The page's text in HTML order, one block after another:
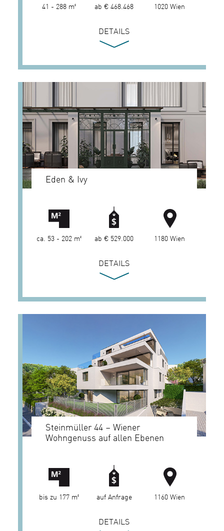
41 - 288 m² ab € 468.468 1020 Wien
DETAILS
Eden & Ivy
ca. 53 - 202 m² ab € 529.000 1180 Wien
DETAILS
Steinmüller 44 – Wiener
Wohngenuss auf allen Ebenen
bis zu 177 m² auf Anfrage 1160 Wien
DETAILS